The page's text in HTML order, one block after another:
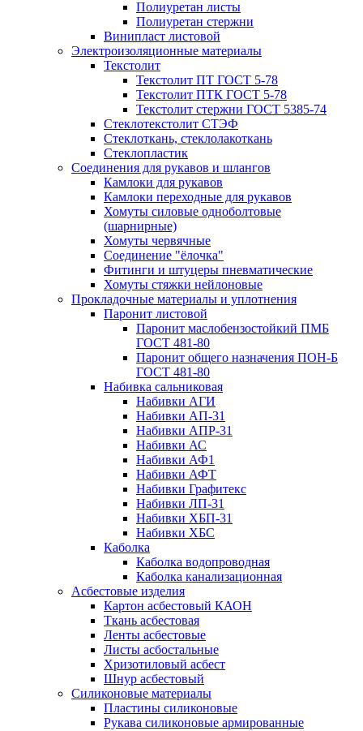
Полиуретан листы
Полиуретан стержни
Винипласт листовой
Электроизоляционные материалы
Текстолит
Текстолит ПТ ГОСТ 5-78
Текстолит ПТК ГОСТ 5-78
Текстолит стержни ГОСТ 5385-74
Стеклотекстолит СТЭФ
Стеклоткань, стеклолакоткань
Стеклопластик
Соединения для рукавов и шлангов
Камлоки для рукавов
Камлоки переходные для рукавов
Хомуты силовые одноболтовые
(шарнирные)
Хомуты червячные
Соединение "ёлочка"
Фитинги и штуцеры пневматические
Хомуты стяжки нейлоновые
Прокладочные материалы и уплотнения
Паронит листовой
Паронит маслобензостойкий ПМБ
ГОСТ 481-80
Паронит общего назначения ПОН-Б
ГОСТ 481-80
Набивка сальниковая
Набивки АГИ
Набивки АП-31
Набивки АПР-31
Набивки АС
Набивки АФ1
Набивки АФТ
Набивки Графитекс
Набивки ЛП-31
Набивки ХБП-31
Набивки ХБС
Каболка
Каболка водопроводная
Каболка канализационная
Асбестовые изделия
Картон асбестовый КАОН
Ткань асбестовая
Ленты асбестовые
Листы асбостальные
Хризотиловый асбеcт
Шнур асбестовый
Силиконовые материалы
Пластины силиконовые
Рукава силиконовые армированные